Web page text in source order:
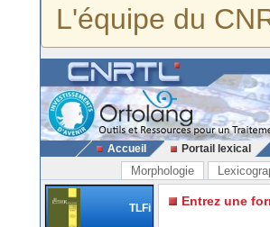
L'équipe du
Accueil Portail lexical
Morphologie
TLFi Entrez une